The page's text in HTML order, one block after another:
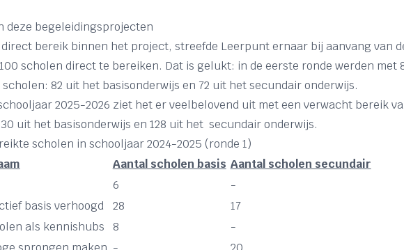
deze begeleidingsprojecten
direct bereik binnen het project, streefde Leerpunt ernaar bij aanvang van
scholen direct te bereiken. Dat is gelukt: in de eerste ronde werden met
82 uit het basisonderwijs en 72 uit het secundair onderwijs.
2025-2026 ziet het er veelbelovend uit met een verwacht bereik
uit het basisonderwijs en 128 uit het secundair onderwijs.
scholen in schooljaar 2024-2025 (ronde 1)
Aantal scholen basis Aantal scholen secundair
6
-
basis verhoogd
28
17
als kennishubs
8
-